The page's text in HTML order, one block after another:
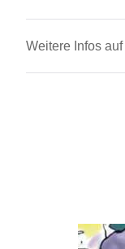
Weitere Infos auf